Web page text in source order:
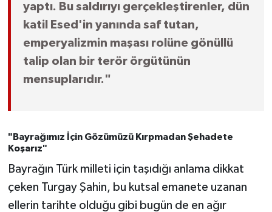
yaptı. Bu saldırıyı gerçekleştirenler, dün
katil Esed'in yanında saf tutan,
emperyalizmin maşası rolüne gönüllü
talip olan bir terör örgütünün
mensuplarıdır."
"Bayrağımız İçin Gözümüzü Kırpmadan Şehadete
Koşarız"
Bayrağın Türk milleti için taşıdığı anlama dikkat
çeken Turgay Şahin, bu kutsal emanete uzanan
ellerin tarihte olduğu gibi bugün de en ağır